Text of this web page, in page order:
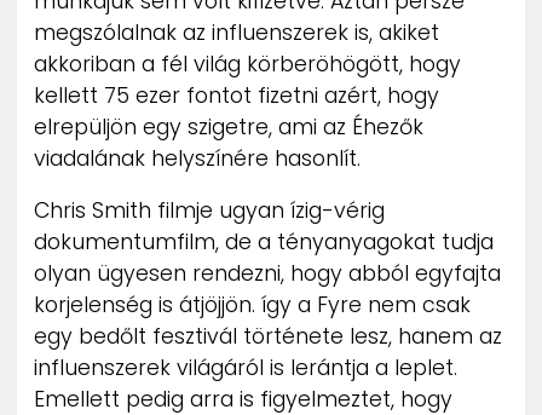
megszólalnak az influenszerek is, akiket
akkoriban a fél világ körberöhögött, hogy
kellett 75 ezer fontot fizetni azért, hogy
elrepüljön egy szigetre, ami az Éhezők
viadalának helyszínére hasonlít.
Chris Smith filmje ugyan ízig-vérig
dokumentumfilm, de a tényanyagokat tudja
olyan ügyesen rendezni, hogy abból egyfajta
korjelenség is átjöjjön. így a Fyre nem csak
egy bedőlt fesztivál története lesz, hanem az
influenszerek világáról is lerántja a leplet.
Emellett pedig arra is figyelmeztet, hogy